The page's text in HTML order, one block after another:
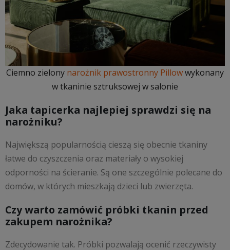
Ciemno zielony narożnik prawostronny Pillowwykonany
w tkaninie sztruksowej w salonie
Jaka tapicerka najlepiej sprawdzi się na
narożniku?
Największą popularnością cieszą się obecnie tkaniny
łatwe do czyszczenia oraz materiały o wysokiej
odporności na ścieranie. Są one szczególnie polecane do
domów, w których mieszkają dzieci lub zwierzęta.
Czy warto zamówić próbki tkanin przed
zakupem narożnika?
Zdecydowanie tak. Próbki pozwalają ocenić rzeczywisty